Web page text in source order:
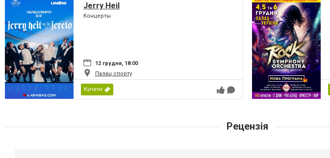
Jerry Heil
Концерты
12 грудня, 18:00
Палац спорту
Купити
Рецензія